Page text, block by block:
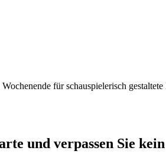
für schauspielerisch
und verpassen Sie